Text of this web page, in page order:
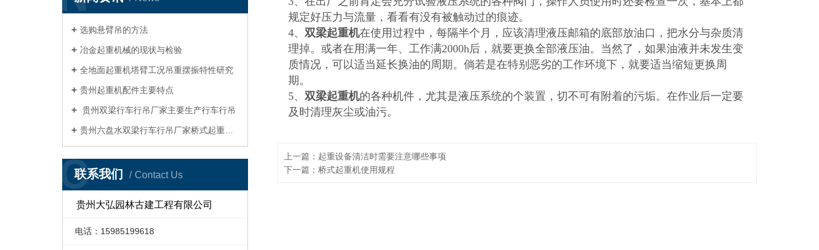
选购悬臂吊的方法
冶金起重机械的现状与检验
全地面起重机塔臂工况吊重摆振特性研究
贵州起重机配件主要特点
贵州双梁行车行吊厂家主要生产行车行吊
贵州六盘水双梁行车行吊厂家桥式起重机四大优势
联系我们 Contact Us
C
贵州大弘园林古建工程有限公司
电话：15985199618
规定好压力与流量，看看有没有被触动过的痕迹。
4、 双梁起重机在使用过程中，每隔半个月，应该清理液压邮箱的底部放油口，把水分与杂质清
理掉。或者在用满一年、工作满2000h后，就要更换全部液压油。当然了，如果油液并未发生变
质情况，可以适当延长换油的周期。倘若是在特别恶劣的工作环境下，就要适当缩短更换周
期。
5、 双梁起重机的各种机件，尤其是液压系统的个装置，切不可有附着的污垢。在作业后一定要
及时清理灰尘或油污。
上一篇：起重设备清洁时需要注意哪些事项
下一篇：桥式起重机使用规程